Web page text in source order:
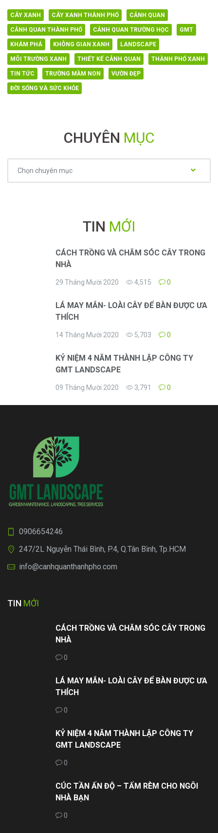
CÂY XANH CÂY XANH THÀNH PHỐ CẢNH QUAN
CẢNH QUAN THÀNH PHỐ CẢNH QUAN TRƯỜNG HỌC GMT
KHÁM PHÁ KHÔNG GIAN XANH LANDSCAPE
MÔI TRƯỜNG XANH THIẾT KẾ CẢNH QUAN THÀNH PHỐ XANH
TIN TỨC TRƯỜNG MẦM NON VƯỜN ĐẸP
ĐỜI SỐNG VÀ SỨC KHỎE
CHUYÊN MỤC
mục
Chọn chuyên mục
TIN MỚI
CÁCH TRỒNG VÀ CHĂM SÓC CÂY TRONG
NHÀ
29 Tháng Mười 2020 4,515 0
LÁ MAY MẮN- LOÀI CÂY ĐỂ BÀN ĐƯỢC ƯA
THÍCH
14 Tháng Mười 2020 5,703 0
KỶ NIỆM 4 NĂM THÀNH LẬP CÔNG TY
GMT LANDSCAPE
09 Tháng Mười 2020 3,791 0
0906654246
247/2L Nguyễn Thái Bình, P.4, Q.Tân Bình, Tp.HCM
info@canhquanthanhpho.com
TIN MỚI
CÁCH TRỒNG VÀ CHĂM SÓC CÂY TRONG
NHÀ
0
LÁ MAY MẮN- LOÀI CÂY ĐỂ BÀN ĐƯỢC ƯA
THÍCH
0
KỶ NIỆM 4 NĂM THÀNH LẬP CÔNG TY
GMT LANDSCAPE
0
CÚC TẦN ẤN ĐỘ – TẤM RÈM CHO NGÔI
NHÀ BẠN
0